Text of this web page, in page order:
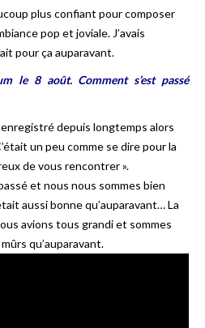
plus confiant pour composer
pop et joviale. J’avais
pour ça auparavant.
le 8 août. Comment s’est passé
enregistré depuis longtemps alors
un peu comme se dire pour la
de vous rencontrer ».
et nous nous sommes bien
aussi bonne qu’auparavant… La
avions tous grandi et sommes
qu’auparavant.